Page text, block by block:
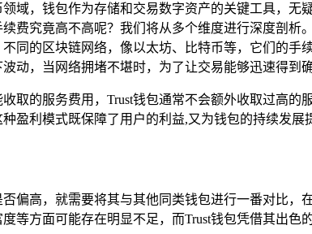
域，钱包作为存储和交易数字资产的关键工具，
费究竟高不高呢？我们将从多个维度进行深度剖析
同的区块链网络，像以太坊、比特币等，它们的手
动，当网络拥堵不堪时，为了让交易能够迅速得到
取的服务费用，Trust钱包通常不会额外收取过高
盈利模式既保障了用户的利益,又为钱包的持续发展
否偏高，就需要将其与其他同类钱包进行一番对比
等方面可能存在明显不足，而Trust钱包凭借其出色